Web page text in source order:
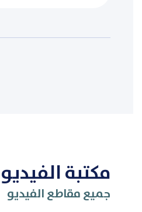
مكتبة الفيديو
جميع مقاطع الفيديو